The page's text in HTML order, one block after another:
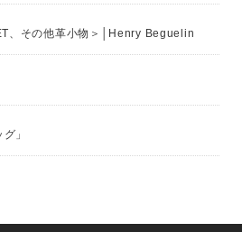
、その他革小物＞│Henry Beguelin
」